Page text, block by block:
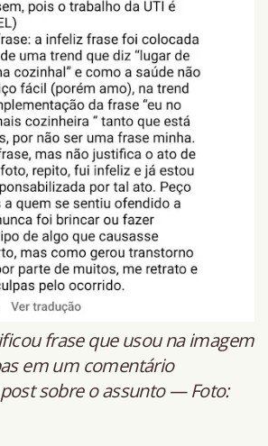
frase que usou na imagem
em um comentário
sobre o assunto — Foto: